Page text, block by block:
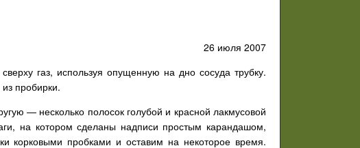
26 июля 2007
газ, используя опущенную на дно сосуда трубку.
пробирки.
— несколько полосок голубой и красной лакмусовой
на котором сделаны надписи простым карандашом,
корковыми пробками и оставим на некоторое время.